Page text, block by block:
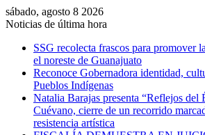
sábado, agosto 8 2026
Noticias de última hora
SSG recolecta frascos para promover
el noreste de Guanajuato
Reconoce Gobernadora identidad,
Pueblos Indígenas
Natalia Barajas presenta “Reflejos del
Cuévano, cierre de un recorrido
resistencia artística